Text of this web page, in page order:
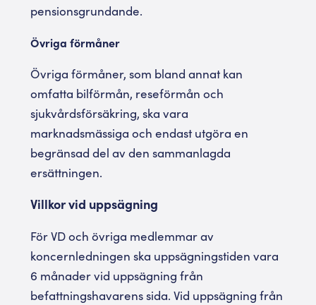
pensionsgrundande.
Övriga förmåner
Övriga förmåner, som bland annat kan
omfatta bilförmån, reseförmån och
sjukvårdsförsäkring, ska vara
marknadsmässiga och endast utgöra en
begränsad del av den sammanlagda
ersättningen.
Villkor vid uppsägning
För VD och övriga medlemmar av
koncernledningen ska uppsägningstiden vara
6 månader vid uppsägning från
befattningshavarens sida. Vid uppsägning från